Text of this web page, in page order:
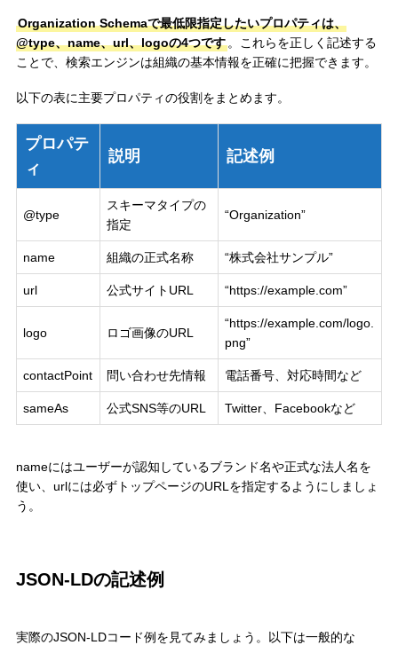
Organization Schemaで最低限指定したいプロパティは、
@type、name、url、logoの4つです。これらを正しく記述する
ことで、検索エンジンは組織の基本情報を正確に把握できます。
以下の表に主要プロパティの役割をまとめます。
プロパテ
ィ
説明 記述例
@type
スキーマタイプの
指定
“Organization”
name 組織の正式名称 “株式会社サンプル”
url 公式サイトURL “https://example.com”
logo ロゴ画像のURL
“https://example.com/logo.
png”
contactPoint 問い合わせ先情報 電話番号、対応時間など
sameAs 公式SNS等のURL Twitter、Facebookなど
nameにはユーザーが認知しているブランド名や正式な法人名を
使い、urlには必ずトップページのURLを指定するようにしましょ
う。
JSON-LDの記述例
実際のJSON-LDコード例を見てみましょう。以下は一般的な